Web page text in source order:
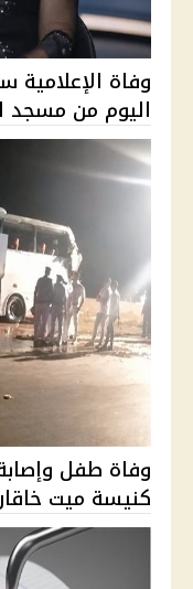
وفاة الإعلامية
اليوم من مسجد
كنيسة ميت